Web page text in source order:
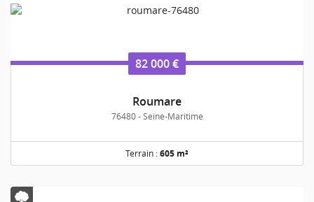
82 000 €
Roumare
76480 - Seine-Maritime
Terrain :605 m²